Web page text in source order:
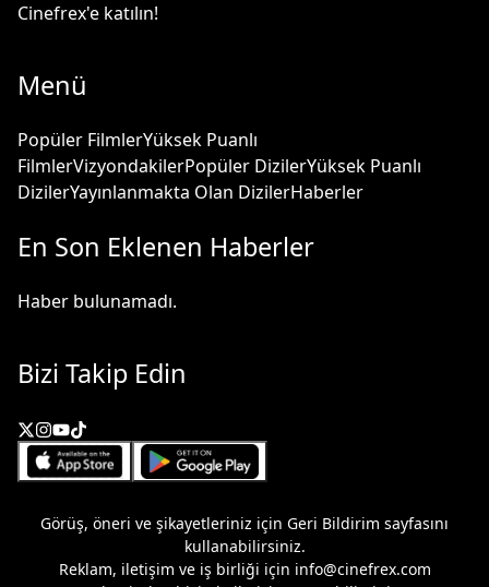
Cinefrex'e katılın!
Menü
Popüler FilmlerYüksek Puanlı
FilmlerVizyondakilerPopüler DizilerYüksek Puanlı
DizilerYayınlanmakta Olan DizilerHaberler
En Son Eklenen Haberler
Haber bulunamadı.
Bizi Takip Edin
Görüş, öneri ve şikayetleriniz için Geri Bildirim sayfasını
kullanabilirsiniz.
Reklam, iletişim ve iş birliği için info@cinefrex.com